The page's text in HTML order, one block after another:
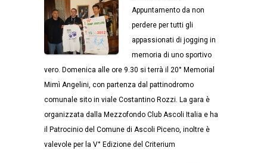
Appuntamento da non
perdere per tutti gli
appassionati di jogging in
memoria di uno sportivo
vero. Domenica alle ore 9.30 si terrà il 20° Memorial
Mimì Angelini, con partenza dal pattinodromo
comunale sito in viale Costantino Rozzi. La gara è
organizzata dalla Mezzofondo Club Ascoli Italia e ha
il Patrocinio del Comune di Ascoli Piceno, inoltre è
valevole per la V° Edizione del Criterium